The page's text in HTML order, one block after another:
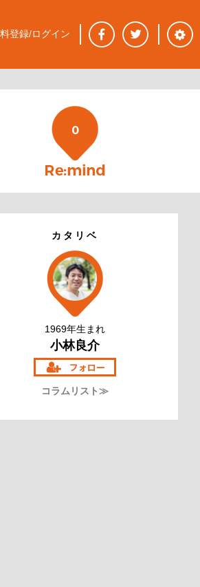
0
カタリベ
1969年生まれ
小林良介
コラムリスト≫
登録/ログイン